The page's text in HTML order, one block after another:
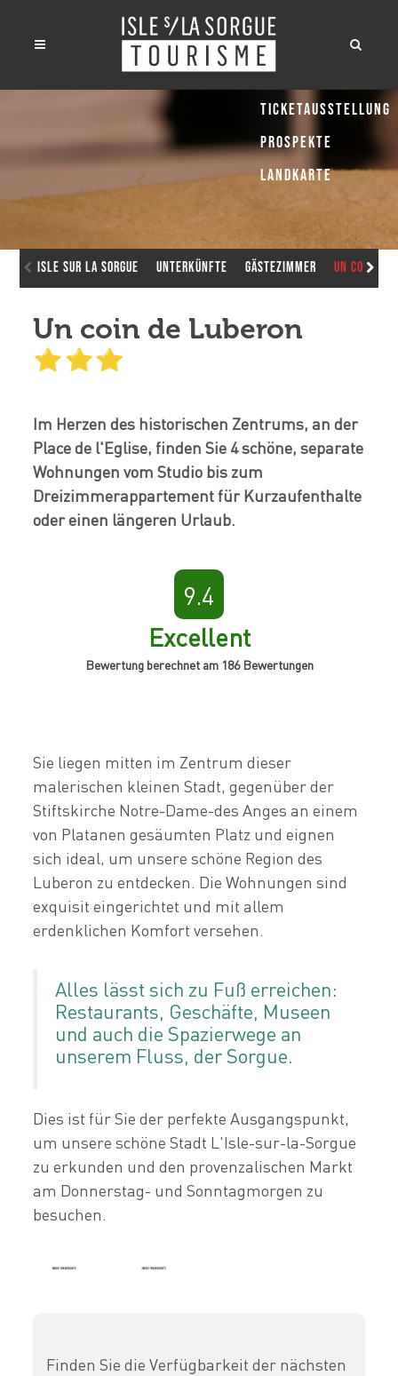
Isle sur la Sorgue Unterkünfte Gästezimmer Un coin de
Un coin de Luberon
Im Herzen des historischen Zentrums, an der
Place de l'Eglise, finden Sie 4 schöne, separate
Wohnungen vom Studio bis zum
Dreizimmerappartement für Kurzaufenthalte
oder einen längeren Urlaub.
9.4
Excellent
Bewertung berechnet am 186 Bewertungen
Sie liegen mitten im Zentrum dieser
malerischen kleinen Stadt, gegenüber der
Stiftskirche Notre-Dame-des Anges an einem
von Platanen gesäumten Platz und eignen
sich ideal, um unsere schöne Region des
Luberon zu entdecken. Die Wohnungen sind
exquisit eingerichtet und mit allem
erdenklichen Komfort versehen.
Alles lässt sich zu Fuß erreichen:
Restaurants, Geschäfte, Museen
und auch die Spazierwege an
unserem Fluss, der Sorgue.
Dies ist für Sie der perfekte Ausgangspunkt,
um unsere schöne Stadt L'Isle-sur-la-Sorgue
zu erkunden und den provenzalischen Markt
am Donnerstag- und Sonntagmorgen zu
besuchen.
Finden Sie die Verfügbarkeit der nächsten
Ticketausstellung
Prospekte
Landkarte